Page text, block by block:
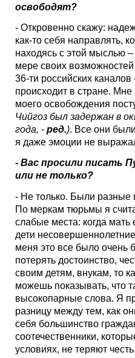
освободят?
- Откровенно скажу:
как-то себя направлять,
находясь с этой мыслью
мере своих
36-ти российских
происходит в стране.
моего освобождения
Чийгоз был задержан в
года, - ред.). Все они
я даже эмоции не
- Вас просили писать
или не только?
- Не только. Были разные
По меркам тюрьмы я
слабые места: когда
дети
меня это все было очень
потерять достоинство,
своим детям, внукам, то
можешь показывать, что
высокопарные слова. Я
разницу между тем, как
себя большинство
соотечественники,
условиях, не теряют